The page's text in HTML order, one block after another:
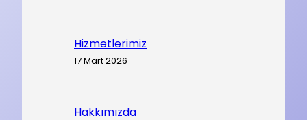
Hizmetlerimiz
17 Mart 2026
Hakkımızda